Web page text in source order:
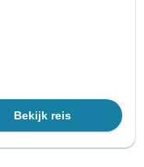
Bekijk reis